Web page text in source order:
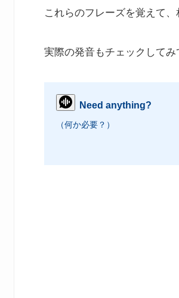
これらのフレーズを覚えて
実際の発音もチェックしてみ
Need anything?
（何か必要？）